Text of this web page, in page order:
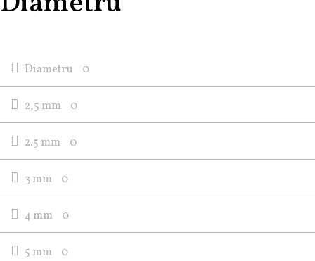
Diametru 0
2,5 mm 0
2.5 mm 0
3 mm 0
4 mm 0
5 mm 0